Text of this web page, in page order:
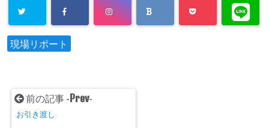
現場リポート
前の記事 - Prev-
お引き渡し